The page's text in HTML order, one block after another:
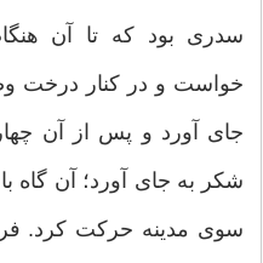
سدری بود که تا آن
خواست و در کنار درخت
جای آورد و پس از آن
شکر به جای آورد؛ آن گاه
سوی مدینه حرکت کرد.